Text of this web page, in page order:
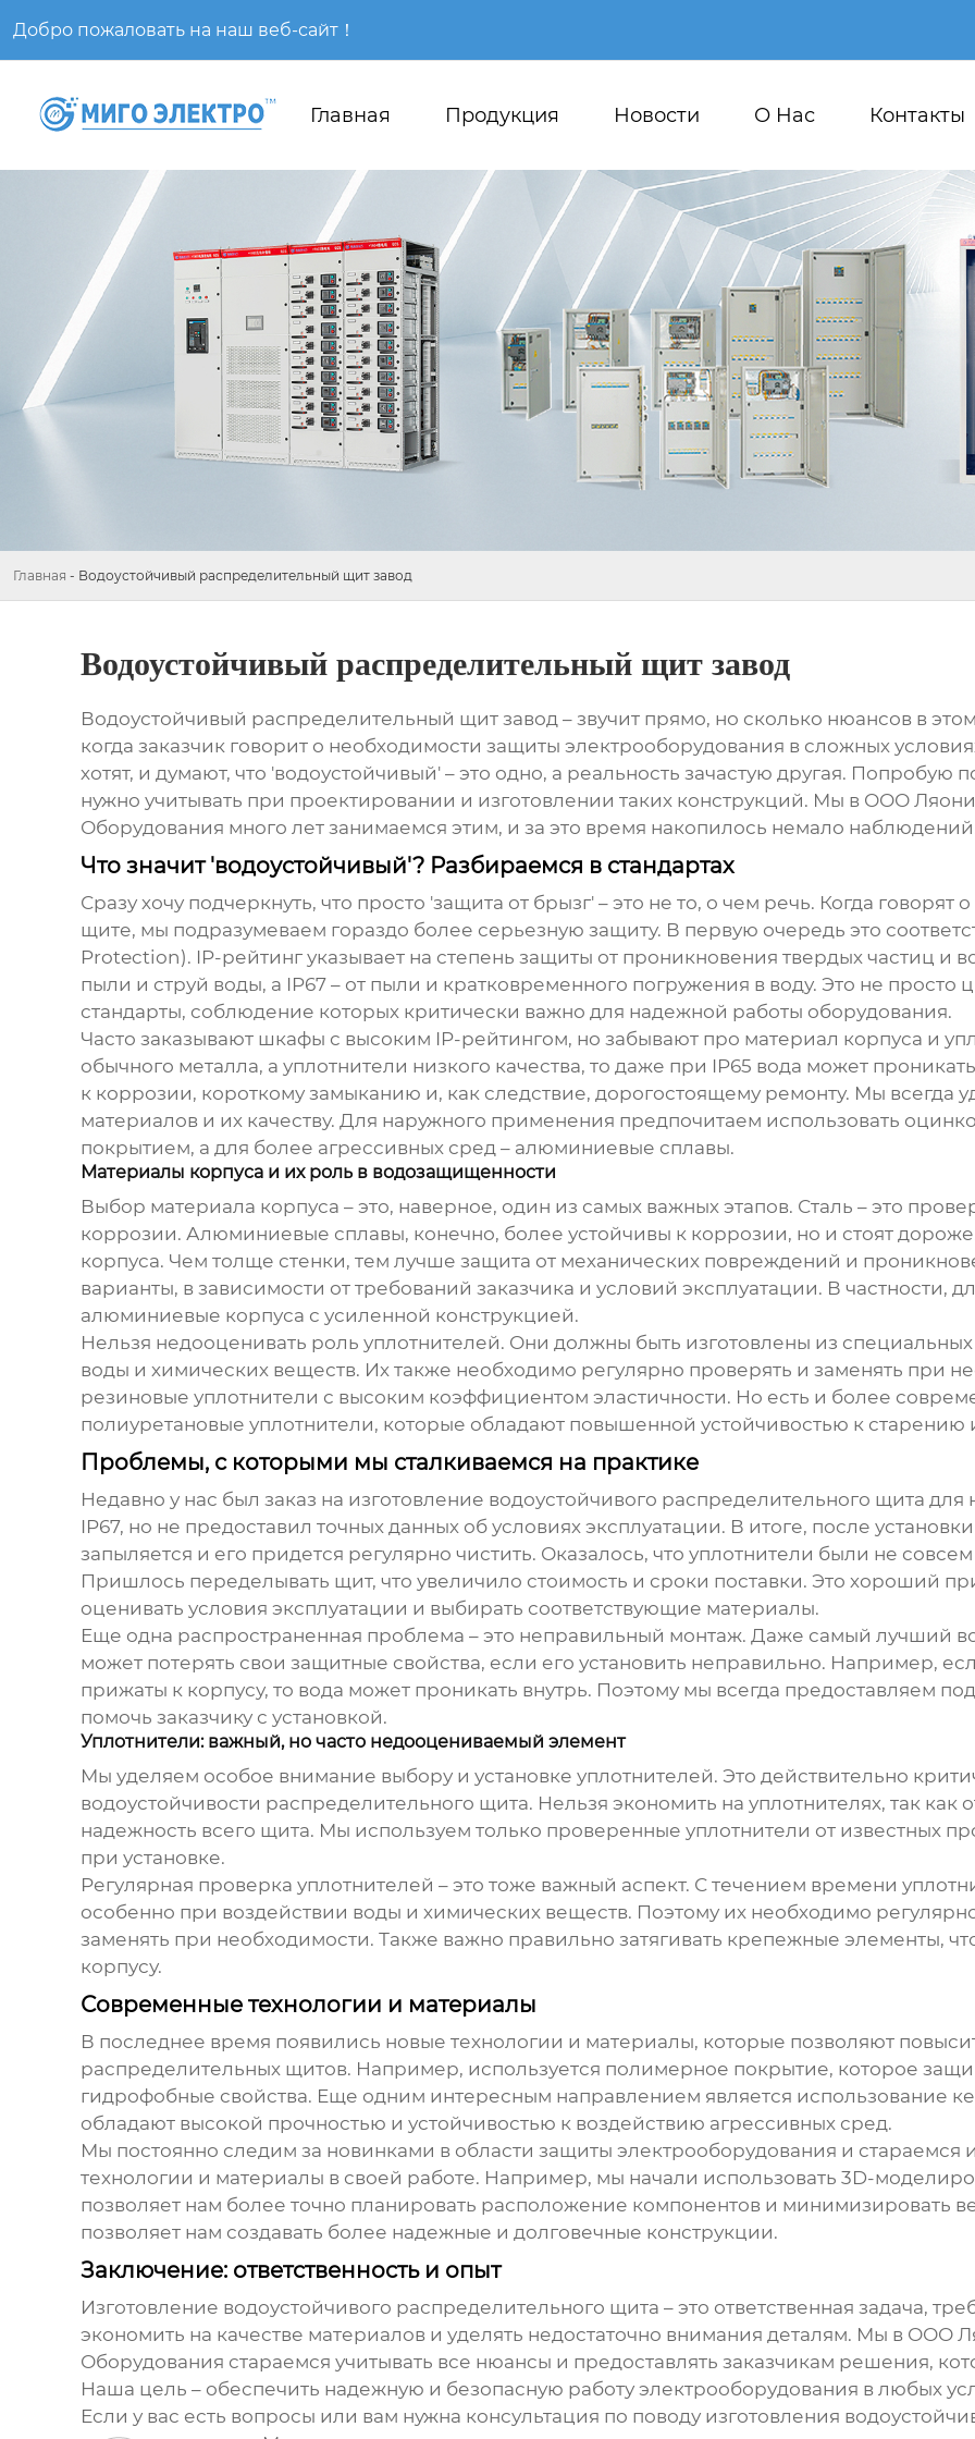
Добро пожаловать на наш веб-сайт！
Главная Продукция Новости О Hас Контакты
Главная - Водоустойчивый распределительный щит завод
Водоустойчивый распределительный щит завод
Водоустойчивый распределительный щит завод– звучит прямо, но сколько нюансов в
когда заказчик говорит о необходимости защиты электрооборудования в сложных
хотят, и думают, что 'водоустойчивый' – это одно, а реальность зачастую другая. Попробую
нужно учитывать при проектировании и изготовлении таких конструкций. Мы в ООО
Оборудования много лет занимаемся этим, и за это время накопилось немало
Что значит 'водоустойчивый'? Разбираемся в стандартах
Сразу хочу подчеркнуть, что просто 'защита от брызг' – это не то, о чем речь. Когда говорят о
щите, мы подразумеваем гораздо более серьезную защиту. В первую очередь это
Protection). IP-рейтинг указывает на степень защиты от проникновения твердых частиц и
пыли и струй воды, а IP67 – от пыли и кратковременного погружения в воду. Это не
стандарты, соблюдение которых критически важно для надежной работы оборудования.
Часто заказывают шкафы с высоким IP-рейтингом, но забывают про материал корпуса и
обычного металла, а уплотнители низкого качества, то даже при IP65 вода может
к коррозии, короткому замыканию и, как следствие, дорогостоящему ремонту. Мы всегда
материалов и их качеству. Для наружного применения предпочитаем использовать
покрытием, а для более агрессивных сред – алюминиевые сплавы.
Материалы корпуса и их роль в водозащищенности
Выбор материала корпуса – это, наверное, один из самых важных этапов. Сталь – это
коррозии. Алюминиевые сплавы, конечно, более устойчивы к коррозии, но и стоят
корпуса. Чем толще стенки, тем лучше защита от механических повреждений и
варианты, в зависимости от требований заказчика и условий эксплуатации. В частности,
алюминиевые корпуса с усиленной конструкцией.
Нельзя недооценивать роль уплотнителей. Они должны быть изготовлены из
воды и химических веществ. Их также необходимо регулярно проверять и заменять при
резиновые уплотнители с высоким коэффициентом эластичности. Но есть и более
полиуретановые уплотнители, которые обладают повышенной устойчивостью к старению
Проблемы, с которыми мы сталкиваемся на практике
Недавно у нас был заказ на изготовление водоустойчивого распределительного щита для
IP67, но не предоставил точных данных об условиях эксплуатации. В итоге, после
запыляется и его придется регулярно чистить. Оказалось, что уплотнители были не
Пришлось переделывать щит, что увеличило стоимость и сроки поставки. Это хороший
оценивать условия эксплуатации и выбирать соответствующие материалы.
Еще одна распространенная проблема – это неправильный монтаж. Даже самый лучший
может потерять свои защитные свойства, если его установить неправильно. Например,
прижаты к корпусу, то вода может проникать внутрь. Поэтому мы всегда предоставляем
помочь заказчику с установкой.
Уплотнители: важный, но часто недооцениваемый элемент
Мы уделяем особое внимание выбору и установке уплотнителей. Это действительно
водоустойчивости распределительного щита. Нельзя экономить на уплотнителях, так как
надежность всего щита. Мы используем только проверенные уплотнители от известных
при установке.
Регулярная проверка уплотнителей – это тоже важный аспект. С течением времени
особенно при воздействии воды и химических веществ. Поэтому их необходимо
заменять при необходимости. Также важно правильно затягивать крепежные элементы,
корпусу.
Современные технологии и материалы
В последнее время появились новые технологии и материалы, которые позволяют
распределительных щитов. Например, используется полимерное покрытие, которое
гидрофобные свойства. Еще одним интересным направлением является использование
обладают высокой прочностью и устойчивостью к воздействию агрессивных сред.
Мы постоянно следим за новинками в области защиты электрооборудования и стараемся
технологии и материалы в своей работе. Например, мы начали использовать 3D-
позволяет нам более точно планировать расположение компонентов и минимизировать
позволяет нам создавать более надежные и долговечные конструкции.
Заключение: ответственность и опыт
Изготовление водоустойчивого распределительного щита – это ответственная задача,
экономить на качестве материалов и уделять недостаточно внимания деталям. Мы в ООО
Оборудования стараемся учитывать все нюансы и предоставлять заказчикам решения,
Наша цель – обеспечить надежную и безопасную работу электрооборудования в любых
Если у вас есть вопросы или вам нужна консультация по поводу изготовления